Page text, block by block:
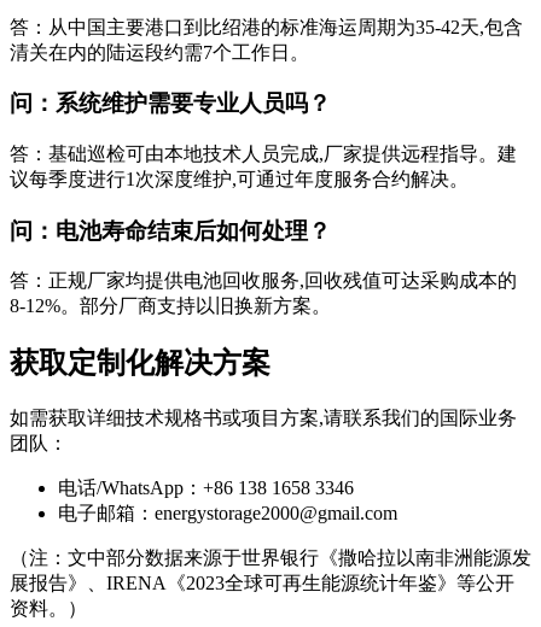
答：从中国主要港口到比绍港的标准海运周期为35-42天,包含
清关在内的陆运段约需7个工作日。
问：系统维护需要专业人员吗？
答：基础巡检可由本地技术人员完成,厂家提供远程指导。建
议每季度进行1次深度维护,可通过年度服务合约解决。
问：电池寿命结束后如何处理？
答：正规厂家均提供电池回收服务,回收残值可达采购成本的
8-12%。部分厂商支持以旧换新方案。
获取定制化解决方案
如需获取详细技术规格书或项目方案,请联系我们的国际业务
团队：
电话/WhatsApp：+86 138 1658 3346
电子邮箱： energystorage2000@gmail.com
（注：文中部分数据来源于世界银行《撒哈拉以南非洲能源发
展报告》、IRENA《2023全球可再生能源统计年鉴》等公开
资料。）